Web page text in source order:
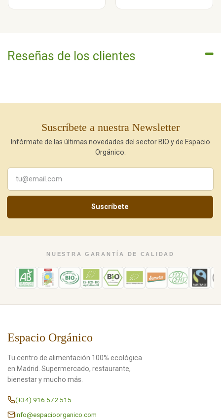
Reseñas de los clientes
Suscríbete a nuestra Newsletter
Infórmate de las últimas novedades del sector BIO y de Espacio
Orgánico.
Suscríbete
NUESTRA GARANTÍA DE CALIDAD
Espacio Orgánico
Tu centro de alimentación 100% ecológica
en Madrid. Supermercado, restaurante,
bienestar y mucho más.
(+34) 916 572 515
info@espacioorganico.com